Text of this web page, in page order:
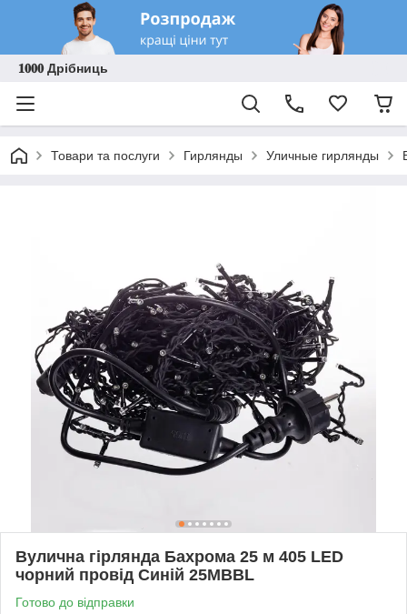
𝟏𝟎𝟎𝟎 Дрібниць
Товари та послуги Гирлянды Уличные гирлянды
Вулична гірлянда Бахрома 25 м 405 LED
чорний провід Синій 25MBBL
Готово до відправки